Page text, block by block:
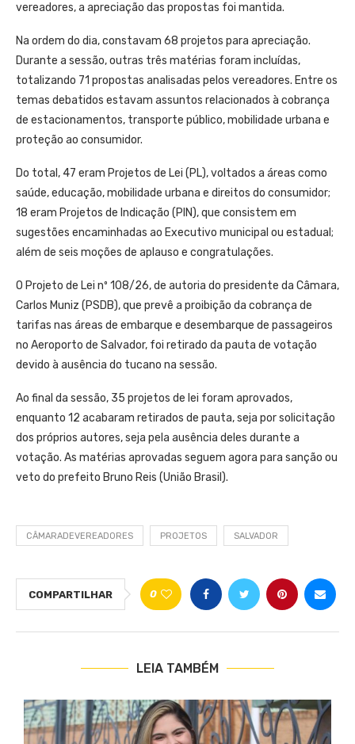
vereadores, a apreciação das propostas foi mantida.
Na ordem do dia, constavam 68 projetos para apreciação.
Durante a sessão, outras três matérias foram incluídas,
totalizando 71 propostas analisadas pelos vereadores. Entre os
temas debatidos estavam assuntos relacionados à cobrança
de estacionamentos, transporte público, mobilidade urbana e
proteção ao consumidor.
Do total, 47 eram Projetos de Lei (PL), voltados a áreas como
saúde, educação, mobilidade urbana e direitos do consumidor;
18 eram Projetos de Indicação (PIN), que consistem em
sugestões encaminhadas ao Executivo municipal ou estadual;
além de seis moções de aplauso e congratulações.
O Projeto de Lei nº 108/26, de autoria do presidente da Câmara,
Carlos Muniz (PSDB), que prevê a proibição da cobrança de
tarifas nas áreas de embarque e desembarque de passageiros
no Aeroporto de Salvador, foi retirado da pauta de votação
devido à ausência do tucano na sessão.
Ao final da sessão, 35 projetos de lei foram aprovados,
enquanto 12 acabaram retirados de pauta, seja por solicitação
dos próprios autores, seja pela ausência deles durante a
votação. As matérias aprovadas seguem agora para sanção ou
veto do prefeito Bruno Reis (União Brasil).
CÂMARADEVEREADORES PROJETOS SALVADOR
COMPARTILHAR 0
LEIA TAMBÉM